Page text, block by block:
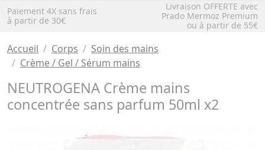
Paiement 4X sans frais
à partir de 30€
Livraison OFFERTE avec
Prado Mermoz Premium
ou à partir de 55€
Accueil Corps
Soin des mains
Crème / Gel / Sérum mains
NEUTROGENA Crème mains
concentrée sans parfum 50ml x2